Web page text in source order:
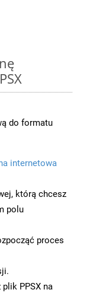
do formatu
internetowa
którą chcesz
polu
proces
PPSX na